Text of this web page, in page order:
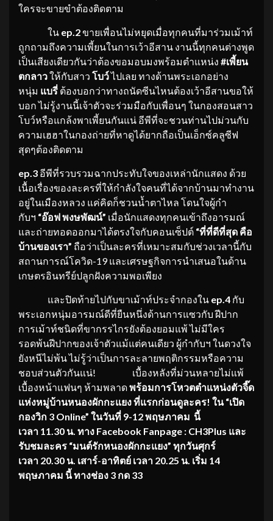
ใครจะขายขำต้องติดตาม
ใน ep.2ขายเพื่อนไม่หยุดเมื่อทุกคนที่มาร่วมเม้าท์
ถูกถามถึงความเพี้ยนในการเว้าอีสาน งานนี้ทุกคนต่างพูด
เป็นเสียงเดียวกันว่าต้องขอมอบมงพร้อมตำแหน่ง #เพี้ยน
ตกลาวให้กับสาว โบว์ไปเลย ทางด้านพระเอกอย่าง
หนุ่ม แบรี่ ต้องบอกว่าทางถนัดซีนไหนต้องเว้าอีสานขอให้
บอก ไม่รู้งานนี้เจ้าตัวจะร่วมมือกับเพื่อนๆ ในกองสอนสาว
โบว์หรือแกล้งพาเพี้ยนกันแน่ อีพีที่จะชวนท่านไปม่วนกับ
ความเฮฮาในกองถ่ายที่หาดูได้ยากถือเป็นเอ็กซ์คลูซีฟ
สุดๆต้องติดตาม
ep.3 อีพีที่รวบรวมฉากประทับใจของเหล่านักแสดง ด้วย
เนื้อเรื่องของละครที่ให้กำลังใจคนที่ได้จากบ้านมาทำงาน
อยู่ในเมืองหลวง แค่คิดก็ชวนน้ำตาไหล โดนใจผู้กำ
กับฯ “อ๊อฟ พงษพัฒน์” เมื่อนักแสดงทุกคนเข้าถึงอารมณ์
และถ่ายทอดออกมาได้ตรงใจกับคอนเซ็ปต์ “ที่ที่ดีที่สุด คือ
บ้านของเรา” ถือว่าเป็นละครที่เหมาะสมกับช่วงเวลานี้กับ
สถานการณ์โควิด-19 และเศรษฐกิจการนำเสนอในด้าน
เกษตรอินทรีย์ปลูกฝังความพอเพียง
และปิดท้ายไปกับขาเม้าท์ประจำกองใน ep.4 กับ
พระเอกหนุ่มอารมณ์ดีที่ยืนหนึ่งด้านการแซวกับ ฝีปาก
การเม้าท์ชนิดที่ขากรรไกรยังต้องยอมแพ้ ไม่มีใคร
รอดพ้นฝีปากของเจ้าตัวแม้แต่คนเดียว ผู้กำกับฯ ในดวงใจ
ยังหนีไม่พ้น ไม่รู้ว่าเป็นการละลายพฤติกรรมหรือความ
ชอบส่วนตัวกันแน่! เบื้องหลังที่ม่วนหลายไม่แพ้
เบื้องหน้าแฟนๆ ห้ามพลาดพร้อมการโหวตตำแหน่งตัวจี๊ด
แห่งหมู่บ้านหนองผักกะแยง ที่แรกก่อนดูละคร! ใน “เปิด
กองวิก 3 Online” ในวันที่ 9-12 พฤษภาคม นี้
เวลา 11.30 น. ทาง Facebook Fanpage : CH3Plus และ
รับชมละคร “มนต์รักหนองผักกะแยง” ทุกวันศุกร์
เวลา 20.30 น. เสาร์-อาทิตย์ เวลา 20.25 น. เริ่ม 14
พฤษภาคม นี้ ทางช่อง 3 กด 33